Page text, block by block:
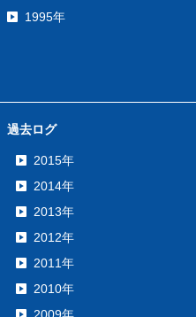
1995年
過去ログ
2015年
2014年
2013年
2012年
2011年
2010年